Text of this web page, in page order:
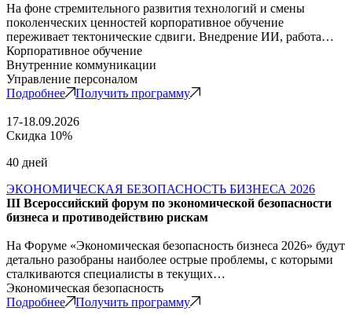
На фоне стремительного развития технологий и смены
поколенческих ценностей корпоративное обучение
переживает тектонические сдвиги. Внедрение ИИ, работа…
Корпоративное обучение
Внутренние коммуникации
Управление персоналом
Подробнее
Получить программу
17-18.09.2026
Скидка 10%
40 дней
ЭКОНОМИЧЕСКАЯ БЕЗОПАСНОСТЬ БИЗНЕСА 2026
III Всероссийский форум по экономической безопасности
бизнеса и противодействию рискам
На Форуме «Экономическая безопасность бизнеса 2026» будут
детально разобраны наиболее острые проблемы, с которыми
сталкиваются специалисты в текущих…
Экономическая безопасность
Подробнее
Получить программу